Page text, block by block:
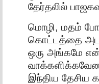
தேர்தலில்
மொழி, மதம்
கொட்டத்தை
ஒரு அங்கமே
இந்திய தேசிய